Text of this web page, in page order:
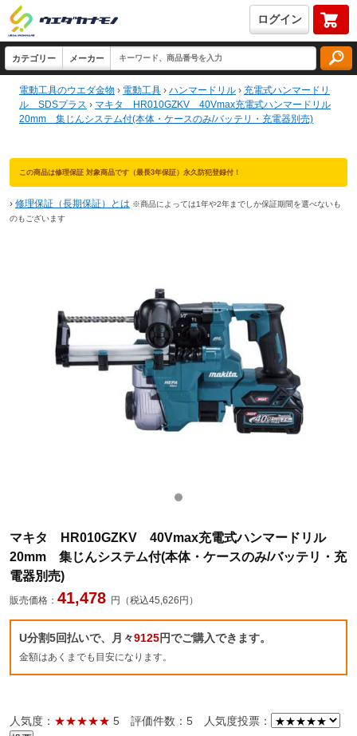
ログイン
電動工具のウエダ金物 › 電動工具 › ハンマードリル › 充電式ハンマードリ
ル SDSプラス › マキタ HR010GZKV 40Vmax充電式ハンマードリル
20mm 集じんシステム付(本体・ケースのみ/バッテリ・充電器別売)
この商品は修理保証 対象商品です（最長3年保証）永久防犯登録付！
› 修理保証（長期保証）とは ※商品によっては1年や2年までしか保証期間を選べないも
のもございます
マキタ HR010GZKV 40Vmax充電式ハンマードリル
20mm 集じんシステム付(本体・ケースのみ/バッテリ・充
電器別売)
販売価格： 41,478 円（税込45,626円）
U分割5回払いで、月々9125円でご購入できます。
金額はあくまでも目安になります。
人気度： ★★★★★ 5 評価件数：5 人気度投票：